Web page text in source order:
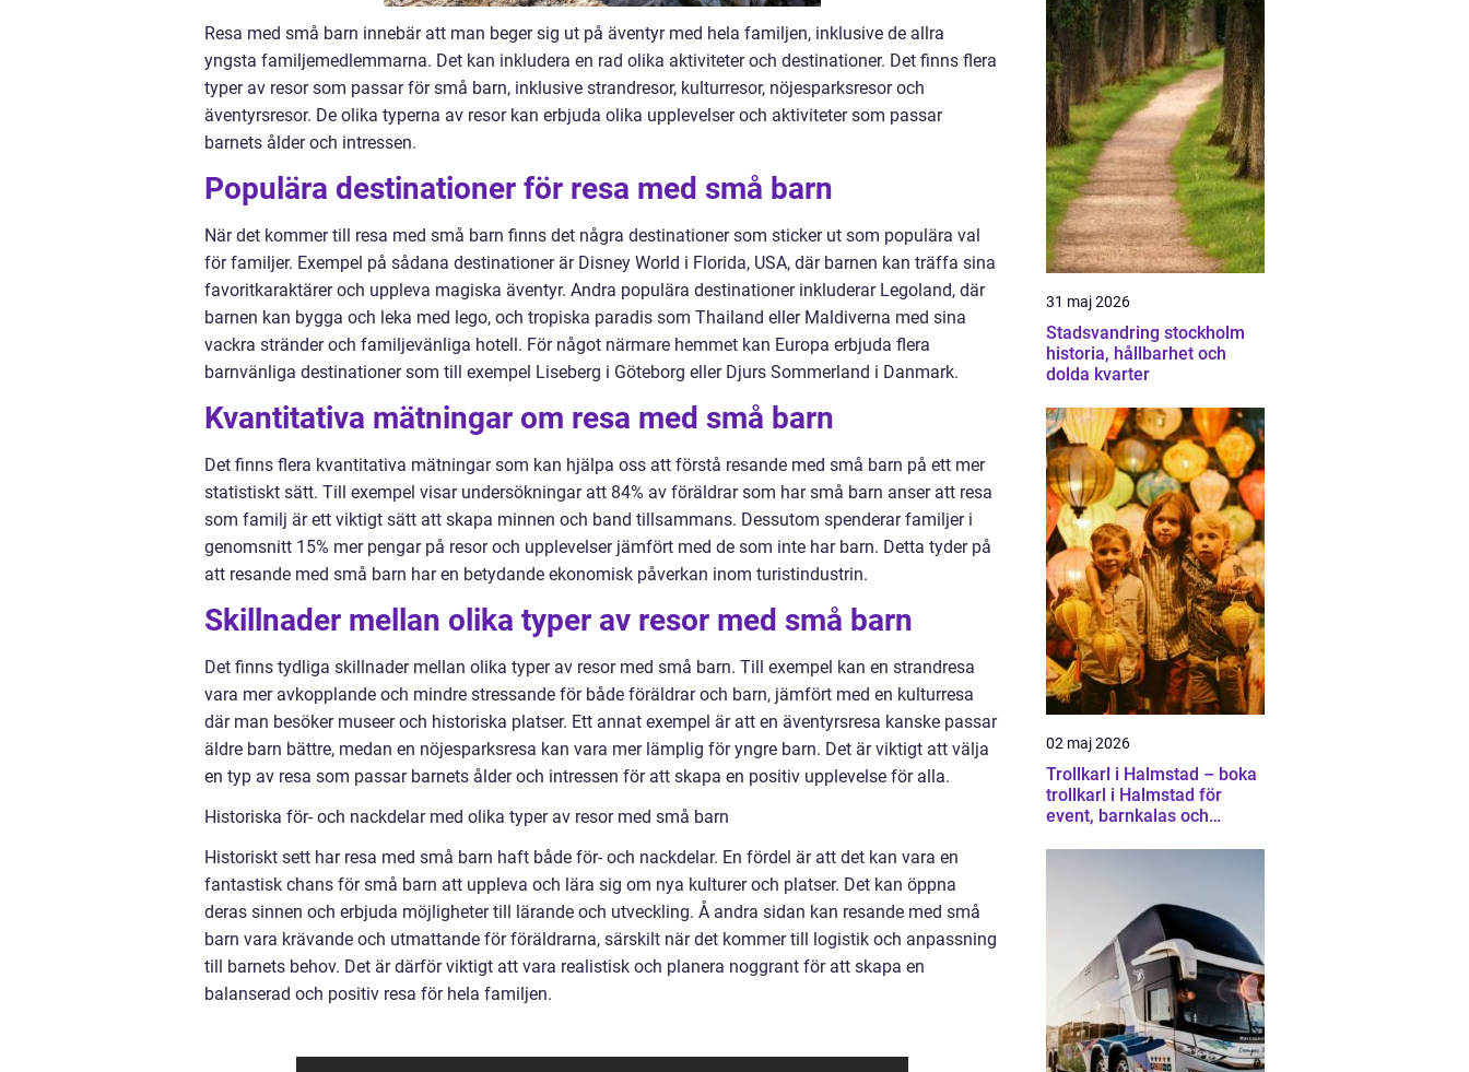
Resa med små barn innebär att man beger sig ut på äventyr med hela familjen, inklusive de allra
yngsta familjemedlemmarna. Det kan inkludera en rad olika aktiviteter och destinationer. Det finns flera
typer av resor som passar för små barn, inklusive strandresor, kulturresor, nöjesparksresor och
äventyrsresor. De olika typerna av resor kan erbjuda olika upplevelser och aktiviteter som passar
barnets ålder och intressen.
Populära destinationer för resa med små barn
När det kommer till resa med små barn finns det några destinationer som sticker ut som populära val
för familjer. Exempel på sådana destinationer är Disney World i Florida, USA, där barnen kan träffa sina
favoritkaraktärer och uppleva magiska äventyr. Andra populära destinationer inkluderar Legoland, där
barnen kan bygga och leka med lego, och tropiska paradis som Thailand eller Maldiverna med sina
vackra stränder och familjevänliga hotell. För något närmare hemmet kan Europa erbjuda flera
barnvänliga destinationer som till exempel Liseberg i Göteborg eller Djurs Sommerland i Danmark.
Kvantitativa mätningar om resa med små barn
Det finns flera kvantitativa mätningar som kan hjälpa oss att förstå resande med små barn på ett mer
statistiskt sätt. Till exempel visar undersökningar att 84% av föräldrar som har små barn anser att resa
som familj är ett viktigt sätt att skapa minnen och band tillsammans. Dessutom spenderar familjer i
genomsnitt 15% mer pengar på resor och upplevelser jämfört med de som inte har barn. Detta tyder på
att resande med små barn har en betydande ekonomisk påverkan inom turistindustrin.
Skillnader mellan olika typer av resor med små barn
Det finns tydliga skillnader mellan olika typer av resor med små barn. Till exempel kan en strandresa
vara mer avkopplande och mindre stressande för både föräldrar och barn, jämfört med en kulturresa
där man besöker museer och historiska platser. Ett annat exempel är att en äventyrsresa kanske passar
äldre barn bättre, medan en nöjesparksresa kan vara mer lämplig för yngre barn. Det är viktigt att välja
en typ av resa som passar barnets ålder och intressen för att skapa en positiv upplevelse för alla.
Historiska för- och nackdelar med olika typer av resor med små barn
Historiskt sett har resa med små barn haft både för- och nackdelar. En fördel är att det kan vara en
fantastisk chans för små barn att uppleva och lära sig om nya kulturer och platser. Det kan öppna
deras sinnen och erbjuda möjligheter till lärande och utveckling. Å andra sidan kan resande med små
barn vara krävande och utmattande för föräldrarna, särskilt när det kommer till logistik och anpassning
till barnets behov. Det är därför viktigt att vara realistisk och planera noggrant för att skapa en
balanserad och positiv resa för hela familjen.
31 maj 2026
Stadsvandring stockholm
historia, hållbarhet och
dolda kvarter
02 maj 2026
Trollkarl i Halmstad – boka
trollkarl i Halmstad för
event, barnkalas och